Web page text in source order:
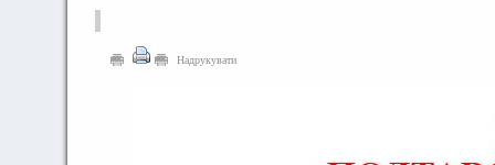
Надрукувати